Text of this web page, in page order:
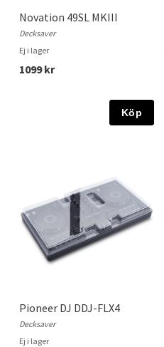
Novation 49SL MKIII
Decksaver
Ej i lager
1099 kr
Köp
Pioneer DJ DDJ-FLX4
Decksaver
Ej i lager